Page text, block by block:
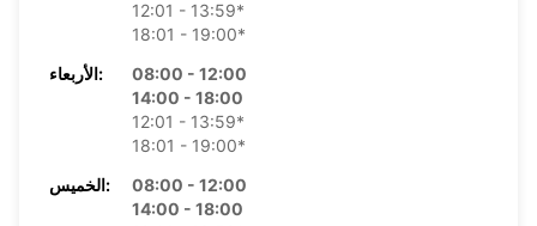
12:01 - 13:59*
18:01 - 19:00*
الأربعاء:
08:00 - 12:00
14:00 - 18:00
12:01 - 13:59*
18:01 - 19:00*
الخميس:
08:00 - 12:00
14:00 - 18:00